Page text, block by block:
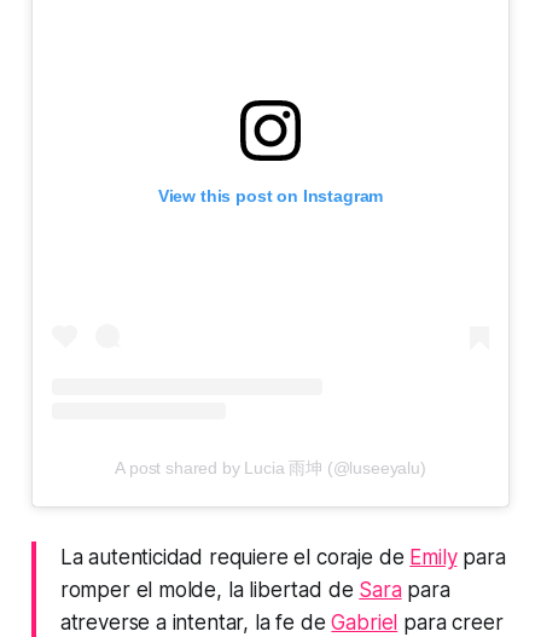
View this post on Instagram
A post shared by Lucia 雨坤 (@luseeyalu)
La autenticidad requiere el coraje de Emilypara
romper el molde, la libertad de Sarapara
atreverse a intentar, la fe deGabriel para creer